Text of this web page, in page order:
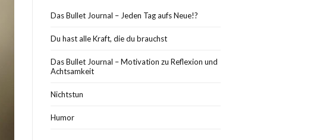
Das Bullet Journal – Jeden Tag aufs Neue!?
Du hast alle Kraft, die du brauchst
Das Bullet Journal – Motivation zu Reflexion und
Achtsamkeit
Nichtstun
Humor